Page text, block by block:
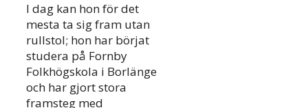
I dag kan hon för det
mesta ta sig fram utan
rullstol; hon har börjat
studera på Fornby
Folkhögskola i Borlänge
och har gjort stora
framsteg med